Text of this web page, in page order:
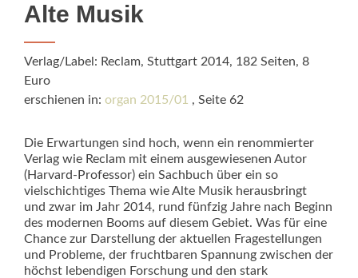
Alte Musik
Verlag/Label: Reclam, Stuttgart 2014, 182 Seiten, 8
Euro
erschienen in: organ 2015/01 , Seite 62
Die Erwartungen sind hoch, wenn ein renommierter
Verlag wie Reclam mit einem ausgewiesenen Autor
(Harvard-Professor) ein Sachbuch über ein so
vielschichtiges Thema wie Alte Musik herausbringt 
und zwar im Jahr 2014, rund fünfzig Jahre nach Beginn
des modernen Booms auf diesem Gebiet. Was für eine
Chance zur Darstellung der aktuellen Fragestellungen
und Probleme, der fruchtbaren Spannung zwischen der
höchst lebendigen Forschung und den stark